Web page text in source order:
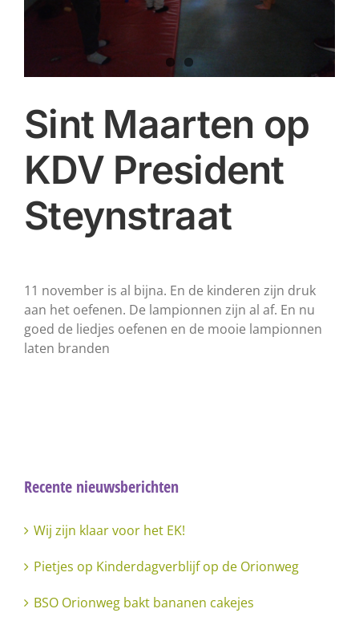
Sint Maarten op
KDV President
Steynstraat
11 november is al bijna. En de kinderen zijn druk
aan het oefenen. De lampionnen zijn al af. En nu
goed de liedjes oefenen en de mooie lampionnen
laten branden
Recente nieuwsberichten
Wij zijn klaar voor het EK!
Pietjes op Kinderdagverblijf op de Orionweg
BSO Orionweg bakt bananen cakejes